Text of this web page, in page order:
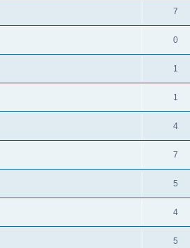
7
0
1
1
4
7
5
4
5